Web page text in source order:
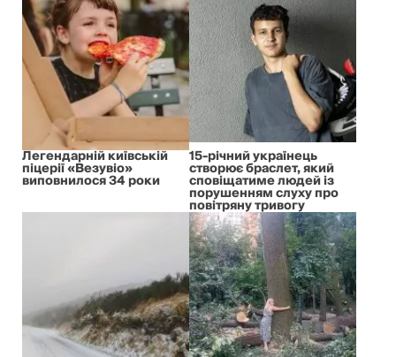
Легендарній київській
піцерії «Везувіо»
виповнилося 34 роки
15-річний українець
створює браслет, який
сповіщатиме людей із
порушенням слуху про
повітряну тривогу